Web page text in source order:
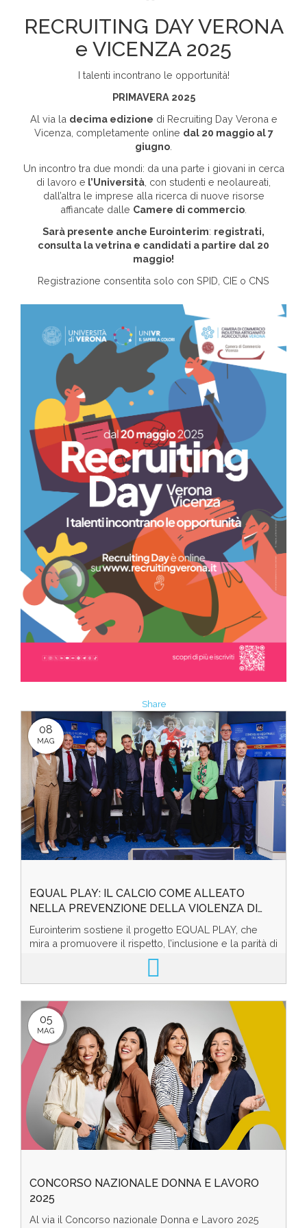
Area riservata
RECRUITING DAY VERONA
e VICENZA 2025
I talenti incontrano le opportunità!
PRIMAVERA 2025
Al via la decima edizione di Recruiting Day Verona e
Vicenza, completamente online dal 20 maggio al 7
giugno
Un incontro tra due mondi: da una parte i giovani in cerca
di lavoro e l’Università , con studenti e neolaureati,
dall’altra le imprese alla ricerca di nuove risorse
affiancate dalle Camere di commercio
Sarà presente anche Eurointerim: registrati,
consulta la vetrina e candidati a partire dal 20
maggio!
Registrazione consentita solo con SPID, CIE o CNS
Share
08
MAG
EQUAL PLAY: IL CALCIO COME ALLEATO
NELLA PREVENZIONE DELLA VIOLENZA DI
GENERE
Eurointerim sostiene il progetto EQUAL PLAY, che
mira a promuovere il rispetto, l’inclusione e la parità di
genere attraverso strumenti educativi dest...
05
MAG
CONCORSO NAZIONALE DONNA E LAVORO
2025
Al via il Concorso nazionale Donna e Lavoro 2025